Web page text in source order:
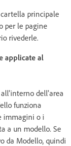
principale
per le pagine
rivederle.
applicate al
dell'area
funziona
immagini o i
a un modello. Se
da Modello, quindi